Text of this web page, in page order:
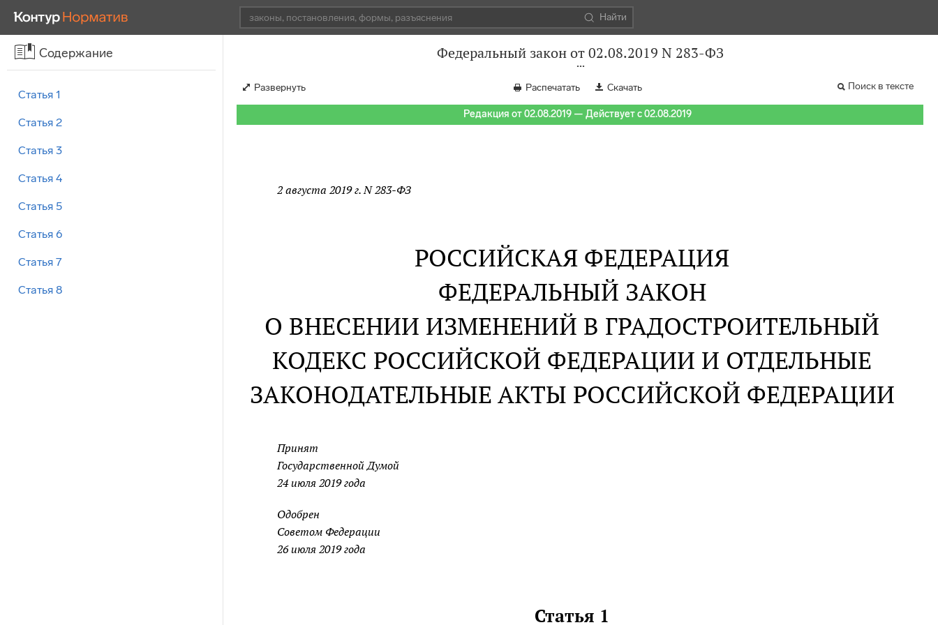
Найти
Содержание
Статья 1
Статья 2
Статья 3
Статья 4
Статья 5
Статья 6
Статья 7
Статья 8
Федеральный закон от 02.08.2019 N 283-ФЗ
Развернуть Распечатать Скачать Поиск в тексте
Редакция от 02.08.2019 — Действует с 02.08.2019
2 августа 2019 г. N 283-ФЗ
РОССИЙСКАЯ ФЕДЕРАЦИЯ
ФЕДЕРАЛЬНЫЙ ЗАКОН
О ВНЕСЕНИИ ИЗМЕНЕНИЙ В ГРАДОСТРОИТЕЛЬНЫЙ
КОДЕКС РОССИЙСКОЙ ФЕДЕРАЦИИ И ОТДЕЛЬНЫЕ
ЗАКОНОДАТЕЛЬНЫЕ АКТЫ РОССИЙСКОЙ ФЕДЕРАЦИИ
Принят
Государственной Думой
24 июля 2019 года
Одобрен
Советом Федерации
26 июля 2019 года
Статья 1